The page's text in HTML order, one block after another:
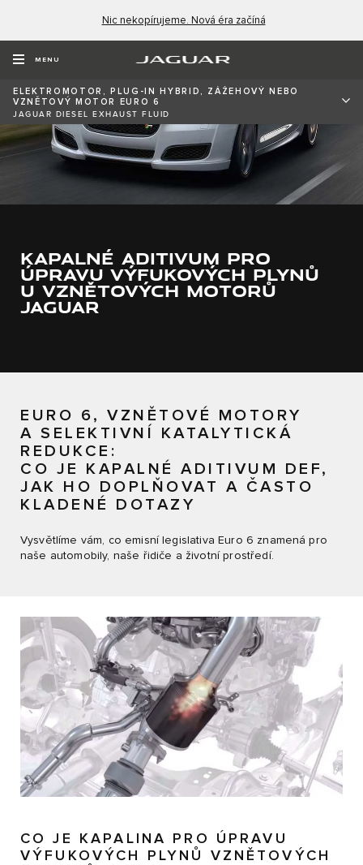
Nic nekopírujeme. Nová éra začíná
MENU
ELEKTROMOTOR, PLUG-IN HYBRID, ZÁŽEHOVÝ NEBO
VZNĚTOVÝ MOTOR EURO 6​
JAGUAR DIESEL EXHAUST FLUID
KAPALNÉ ADITIVUM PRO
ÚPRAVU VÝFUKOVÝCH PLYNŮ
U VZNĚTOVÝCH MOTORŮ
JAGUAR
EURO 6, VZNĚTOVÉ MOTORY
A SELEKTIVNÍ KATALYTICKÁ
REDUKCE:
CO JE KAPALNÉ ADITIVUM DEF,
JAK HO DOPLŇOVAT A ČASTO
KLADENÉ DOTAZY
Vysvětlíme vám, co emisní legislativa Euro 6 znamená pro
naše automobily, naše řidiče a životní prostředí.
CO JE KAPALINA PRO ÚPRAVU
VÝFUKOVÝCH PLYNŮ VZNĚTOVÝCH